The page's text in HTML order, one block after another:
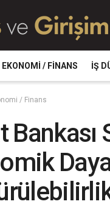
EKONOMI / FINANS İŞ
/ Finans